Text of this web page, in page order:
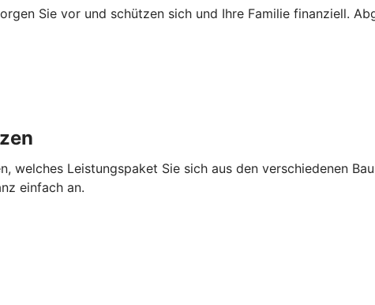
Sie vor und schützen sich und Ihre Familie finanziell.
Leistungspaket Sie sich aus den verschiedenen
einfach an.